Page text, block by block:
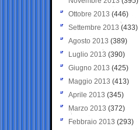
Ottobre 2013 (446)
Settembre 2013 (433)
Agosto 2013 (389)
Luglio 2013 (390)
Giugno 2013 (425)
Maggio 2013 (413)
Aprile 2013 (345)
Marzo 2013 (372)
Febbraio 2013 (293)